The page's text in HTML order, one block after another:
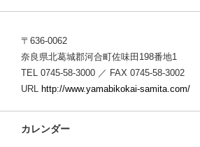
〒636-0062
奈良県北葛城郡河合町佐味田198番地1
TEL 0745-58-3000 ／ FAX 0745-58-3002
URL http://www.yamabikokai-samita.com/
カレンダー